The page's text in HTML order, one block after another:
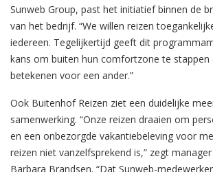
Sunweb Group, past het initiatief binnen de
van het bedrijf. “We willen reizen
iedereen. Tegelijkertijd geeft dit
kans om buiten hun comfortzone te stappen
betekenen voor een ander.”
Ook Buitenhof Reizen ziet een duidelijke
samenwerking. “Onze reizen draaien om
en een onbezorgde vakantiebeleving voor
reizen niet vanzelfsprekend is,” zegt
Barbara Brandsen. “Dat Sunweb-